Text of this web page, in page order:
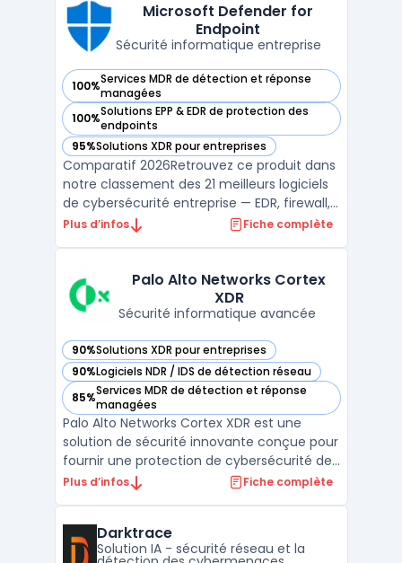
propose une suite complète pour sécuriser
Microsoft Defender for
Endpoint
Sécurité informatique entreprise
100%Services MDR de détection et réponse
managées
— voir Microsoft Defender for Endpoint dans cette
100%Solutions EPP & EDR de protection des
endpoints
— voir Microsoft Defender for Endpoint dans cette
95%Solutions XDR pour entreprises
— voir Microsoft Defender for Endpoint dans cette
Comparatif 2026Retrouvez ce produit dans
notre classement des 21 meilleurs logiciels
de cybersécurité entreprise — EDR, firewall,
SIEM, XDR. ...
Plus d’infos Fiche complète
Palo Alto Networks Cortex
XDR
Sécurité informatique avancée
90%Solutions XDR pour entreprises
— voir Palo Alto Networks Cortex XDR dans cette catégorie
90%Logiciels NDR / IDS de détection réseau
— voir Palo Alto Networks Cortex XDR dans cette catégorie
85%Services MDR de détection et réponse
managées
— voir Palo Alto Networks Cortex XDR dans cette catégorie
Palo Alto Networks Cortex XDR est une
solution de sécurité innovante conçue pour
fournir une protection de cybersécurité de
nouvelle génération à l'échelle de
combine la détection des menaces
avancées, l'investigation de la ...
Plus d’infos Fiche complète
Darktrace
Solution IA - sécurité réseau et la